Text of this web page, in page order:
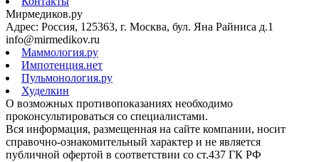
Мирмедиков.ру
Адрес: Россия, 125363, г. Москва, бул. Яна Райниса д.1
info@mirmedikov.ru
Маммология.ру
Импотенция.нет
Пульмонология.ру
Худелкин
О возможных противопоказаниях необходимо
проконсультироваться со специалистами.
Вся информация, размещенная на сайте компании, носит
справочно-ознакомительный характер и не является
публичной офертой в соответствии со ст.437 ГК РФ